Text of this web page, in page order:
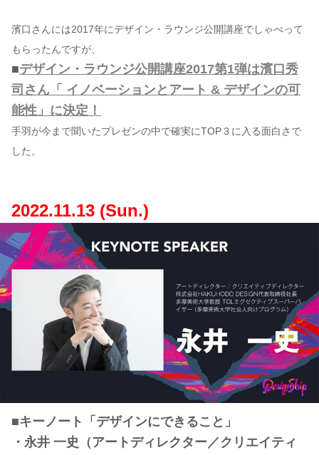
濱口さんには2017年にデザイン・ラウンジ公開講座でしゃべって
もらったんですが、
■デザイン・ラウンジ公開講座2017第1弾は濱口秀
司さん「 イノベーションとアート & デザインの可
能性」に決定！
手羽が今まで聞いたプレゼンの中で確実にTOP３に入る面白さで
した。
2022.11.13 (Sun.)
■キーノート「デザインにできること」
・永井 一史（アートディレクター／クリエイティ